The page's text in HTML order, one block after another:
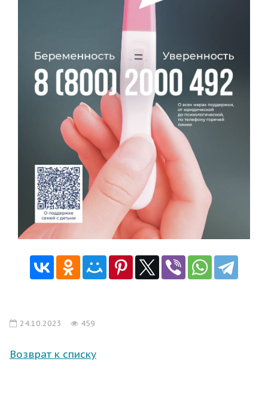
24.10.2023 459
Возврат к списку